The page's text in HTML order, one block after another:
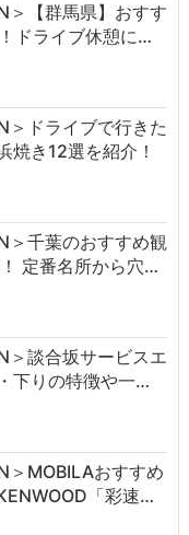
＞【群馬県】おすす
ドライブ休憩に…
＞ドライブで行きた
焼き12選を紹介！
＞千葉のおすすめ観
定番名所から穴…
＞談合坂サービスエ
下りの特徴や一…
＞MOBILAおすすめ
「彩速…